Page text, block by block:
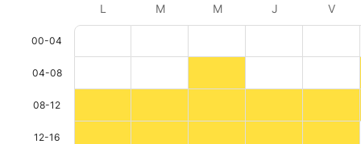
L M M J V
00-04
04-08
08-12
12-16